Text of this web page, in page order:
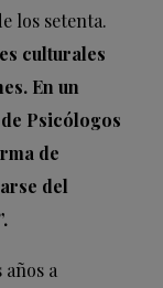
los setenta.
culturales
En un
Psicólogos
de
del
a